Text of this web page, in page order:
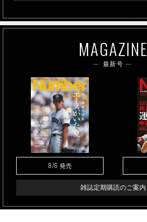
MAGAZINE
最新号
8/6 発売
雑誌定期購読のご案内